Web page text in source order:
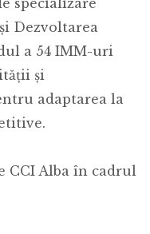
specializare
Dezvoltarea
a 54 IMM-uri
și
adaptarea la
CCI Alba în cadrul